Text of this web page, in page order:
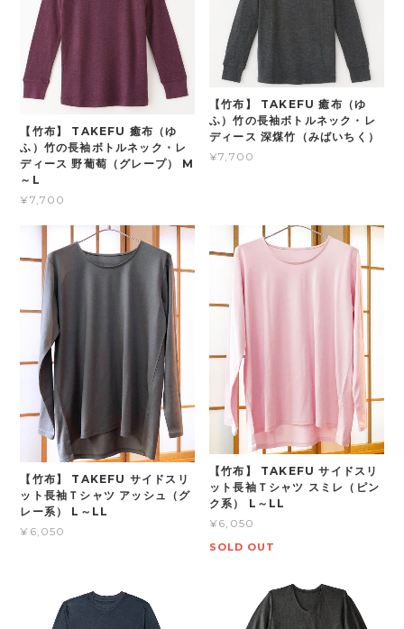
【竹布】 TAKEFU 癒布（ゆ
ふ）竹の長袖ボトルネック・レ
ディース 野葡萄（グレープ） M
～L
¥7,700
【竹布】 TAKEFU 癒布（ゆ
ふ）竹の長袖ボトルネック・レ
ディース 深煤竹（みばいちく）
¥7,700
【竹布】 TAKEFU サイドスリ
ット長袖Ｔシャツ アッシュ（グ
レー系） L～LL
¥6,050
【竹布】 TAKEFU サイドスリ
ット長袖Ｔシャツ スミレ（ピン
ク系） L～LL
¥6,050
SOLD OUT